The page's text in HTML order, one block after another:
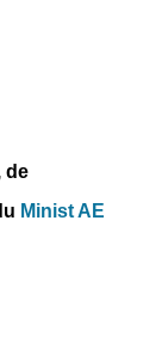
de
Minist AE